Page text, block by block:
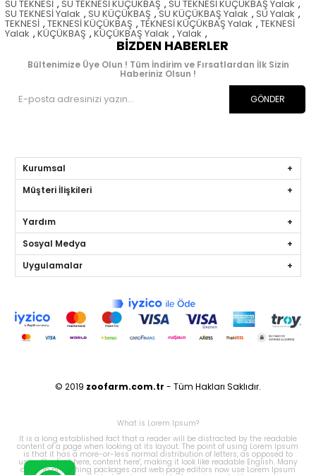
SU TEKNESİ , SU TEKNESİ KÜÇÜKBAŞ , SU TEKNESİ KÜÇÜKBAŞ Yalak ,
SU TEKNESİ Yalak , SU KÜÇÜKBAŞ ,SU KÜÇÜKBAŞ Yalak , SU Yalak ,
TEKNESİ , TEKNESİ KÜÇÜKBAŞ , TEKNESİ KÜÇÜKBAŞ Yalak , TEKNESİ
Yalak , KÜÇÜKBAŞ , KÜÇÜKBAŞ Yalak , Yalak ,
BIZDEN HABERLER
Bültenimize Üye Olun ! Tüm İndirim ve Fırsatlardan İlk Sizin
Haberiniz Olsun !
GÖNDER
Kurumsal
Müşteri İlişkileri
Yardım
Sosyal Medya
Uygulamalar
© 2019 zoofarm.com.tr - Tüm Hakları Saklıdır.
What is Lorem Ipsum?
It is a long established fact that a reader will be distracted by the readable
content of a page when looking at its layout. The point of using Lorem Ipsum
is that it has a more-or-less normal distribution of letters, as opposed to
using 'Content here, content here', making it look like readable English. Many
desktop publishing packages and web page editors now use Lorem Ipsum